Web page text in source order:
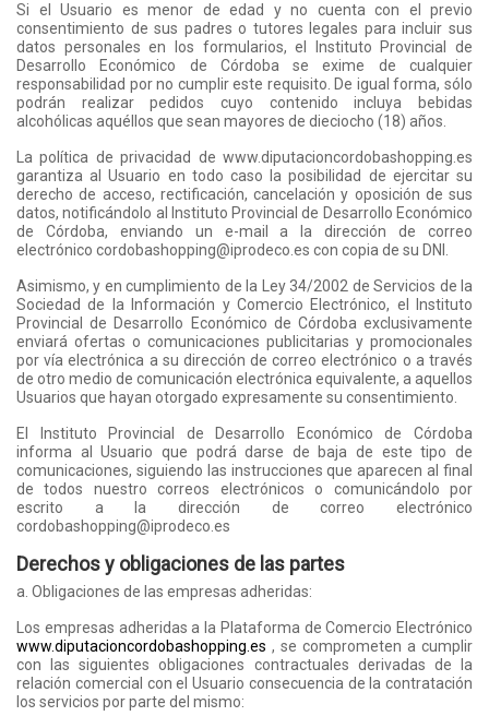
Si el Usuario es menor de edad y no cuenta con el previo
consentimiento de sus padres o tutores legales para incluir sus
datos personales en los formularios, el Instituto Provincial de
Desarrollo Económico de Córdoba se exime de cualquier
responsabilidad por no cumplir este requisito. De igual forma, sólo
podrán realizar pedidos cuyo contenido incluya bebidas
alcohólicas aquéllos que sean mayores de dieciocho (18) años.
La política de privacidad de www.diputacioncordobashopping.es
garantiza al Usuario en todo caso la posibilidad de ejercitar su
derecho de acceso, rectificación, cancelación y oposición de sus
datos, notificándolo al Instituto Provincial de Desarrollo Económico
de Córdoba, enviando un e-mail a la dirección de correo
electrónico cordobashopping@iprodeco.es con copia de su DNI.
Asimismo, y en cumplimiento de la Ley 34/2002 de Servicios de la
Sociedad de la Información y Comercio Electrónico, el Instituto
Provincial de Desarrollo Económico de Córdoba exclusivamente
enviará ofertas o comunicaciones publicitarias y promocionales
por vía electrónica a su dirección de correo electrónico o a través
de otro medio de comunicación electrónica equivalente, a aquellos
Usuarios que hayan otorgado expresamente su consentimiento.
El Instituto Provincial de Desarrollo Económico de Córdoba
informa al Usuario que podrá darse de baja de este tipo de
comunicaciones, siguiendo las instrucciones que aparecen al final
de todos nuestro correos electrónicos o comunicándolo por
escrito a la dirección de correo electrónico
cordobashopping@iprodeco.es
Derechos y obligaciones de las partes
a. Obligaciones de las empresas adheridas:
Los empresas adheridas a la Plataforma de Comercio Electrónico
www.diputacioncordobashopping.es , se comprometen a cumplir
con las siguientes obligaciones contractuales derivadas de la
relación comercial con el Usuario consecuencia de la contratación
los servicios por parte del mismo: